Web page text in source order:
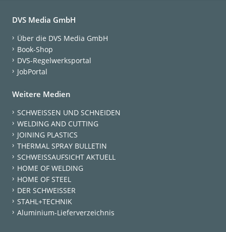
DVS Media GmbH
Über die DVS Media GmbH
Book-Shop
DVS-Regelwerksportal
JobPortal
Weitere Medien
SCHWEISSEN UND SCHNEIDEN
WELDING AND CUTTING
JOINING PLASTICS
THERMAL SPRAY BULLETIN
SCHWEISSAUFSICHT AKTUELL
HOME OF WELDING
HOME OF STEEL
DER SCHWEISSER
STAHL+TECHNIK
Aluminium-Lieferverzeichnis